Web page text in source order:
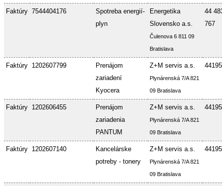
Faktúry 7544404176
Spotreba energií-
plyn
Energetika
Slovensko a.s.
Čulenova 6 811 09
Bratislava
44
767
Faktúry 1202607799
Prenájom
zariadení
Kyocera
Z+M servis a.s.
Plynárenská 7/A 821
09 Bratislava
Faktúry 1202606455
Prenájom
zariadenia
PANTUM
Z+M servis a.s.
Plynárenská 7/A 821
09 Bratislava
Faktúry 1202607140
Kancelárske
potreby - tonery
Z+M servis a.s.
Plynárenská 7/A 821
09 Bratislava